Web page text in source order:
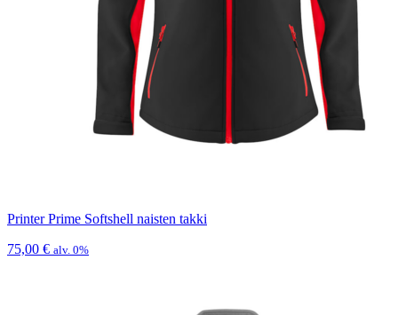
Printer Prime Softshell naisten takki
75,00 € alv. 0%